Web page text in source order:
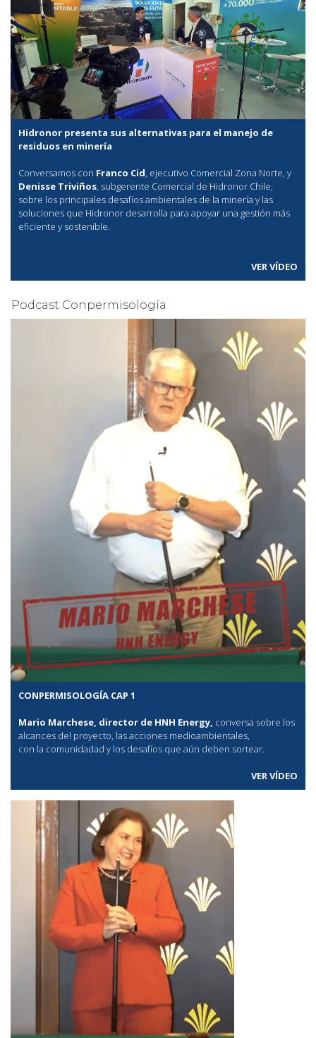
Hidronor presenta sus alternativas para el manejo de
residuos en minería
Conversamos con Franco Cid, ejecutivo Comercial Zona Norte, y
Denisse Triviños, subgerente Comercial de Hidronor Chile,
sobre los principales desafíos ambientales de la minería y las
soluciones que Hidronor desarrolla para apoyar una gestión más
eficiente y sostenible.
VER VÍDEO
Podcast Conpermisología
CONPERMISOLOGÍA CAP 1
Mario Marchese, director de HNH Energy, conversa sobre los
alcances del proyecto, las acciones medioambientales,
con la comunidadad y los desafíos que aún deben sortear.
VER VÍDEO